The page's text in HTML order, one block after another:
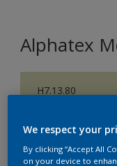
Alphatex
H7.13.80
Format
We respect your
By clicking “Accept All
on your device to